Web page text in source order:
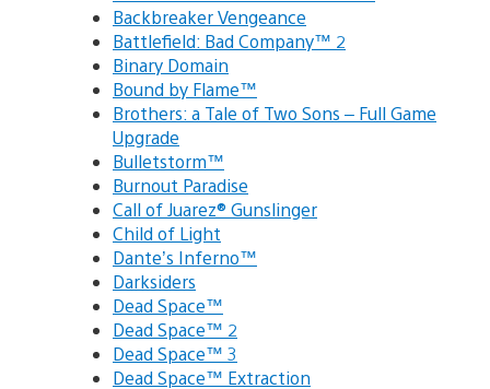
Backbreaker Vengeance
Battlefield: Bad Company™ 2
Binary Domain
Bound by Flame™
Brothers: a Tale of Two Sons – Full Game
Upgrade
Bulletstorm™
Burnout Paradise
Call of Juarez® Gunslinger
Child of Light
Dante’s Inferno™
Darksiders
Dead Space™
Dead Space™ 2
Dead Space™ 3
Dead Space™ Extraction